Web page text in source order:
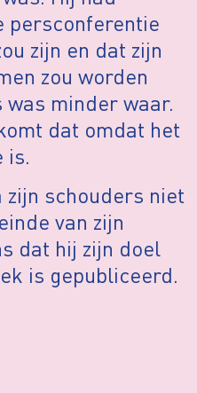
persconferentie
zijn en dat zijn
zou worden
minder waar.
dat omdat het
is.
zijn schouders niet
van zijn
dat hij zijn doel
is gepubliceerd.